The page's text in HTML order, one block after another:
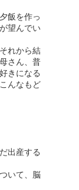
飯を作っ
望んでい
れから結
さん、普
きになる
んなもど
出産する
いて、脳